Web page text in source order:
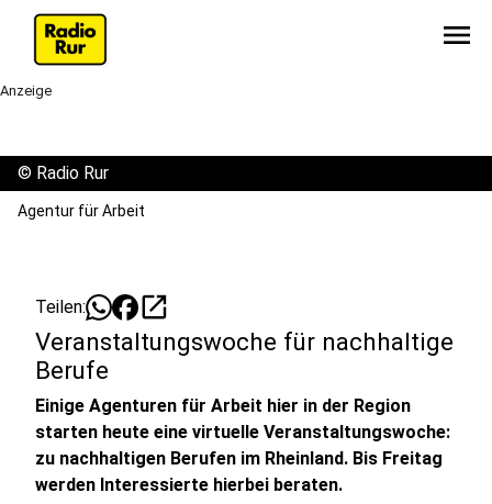
menu
Anzeige
© Radio Rur
Agentur für Arbeit
Teilen: open_in_new
Veranstaltungswoche für nachhaltige
Berufe
Einige Agenturen für Arbeit hier in der Region
starten heute eine virtuelle Veranstaltungswoche:
zu nachhaltigen Berufen im Rheinland. Bis Freitag
werden Interessierte hierbei beraten.